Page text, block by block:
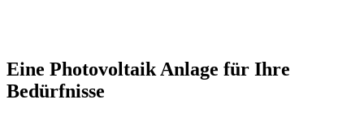
Eine Photovoltaik Anlage für Ihre
Bedürfnisse